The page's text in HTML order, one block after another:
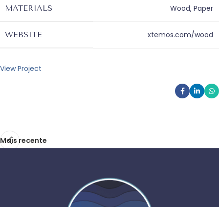
MATERIALS Wood, Paper
WEBSITE xtemos.com/wood
View Project
Mais recente